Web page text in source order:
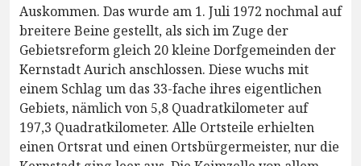
Auskommen. Das wurde am 1. Juli 1972 nochmal auf
breitere Beine gestellt, als sich im Zuge der
Gebietsreform gleich 20 kleine Dorfgemeinden der
Kernstadt Aurich anschlossen. Diese wuchs mit
einem Schlag um das 33-fache ihres eigentlichen
Gebiets, nämlich von 5,8 Quadratkilometer auf
197,3 Quadratkilometer. Alle Ortsteile erhielten
einen Ortsrat und einen Ortsbürgermeister, nur die